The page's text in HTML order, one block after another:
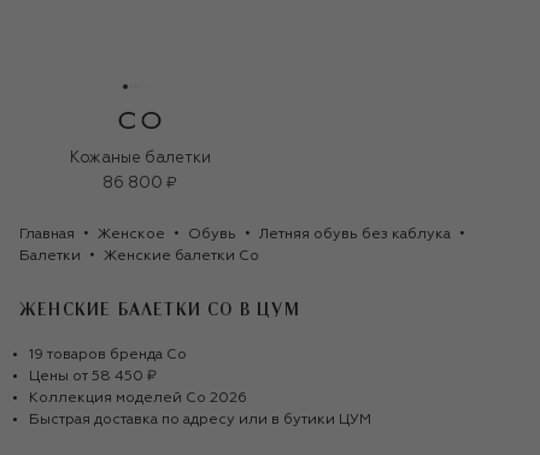
Кожаные балетки
86 800 ₽
Главная Женское Обувь
Летняя обувь без каблука
Балетки
Женские балетки Co
ЖЕНСКИЕ БАЛЕТКИ CO В ЦУМ
19 товаров бренда Co
Цены от 58 450 ₽
Коллекция моделей Co 2026
Быстрая доставка по адресу или в бутики ЦУМ